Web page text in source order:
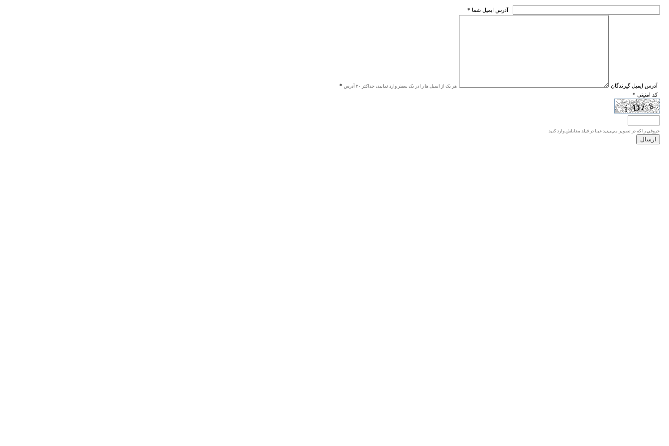
* آدرس ايميل شما
* آدرس ايميل گيرندگان هر یک از ایمیل ها را در یک سطر وارد نمایید، حداکثر ۲۰ آدرس
* کد امنیتی
حروفي را كه در تصوير مي‌بينيد عينا در فيلد مقابلش وارد كنيد